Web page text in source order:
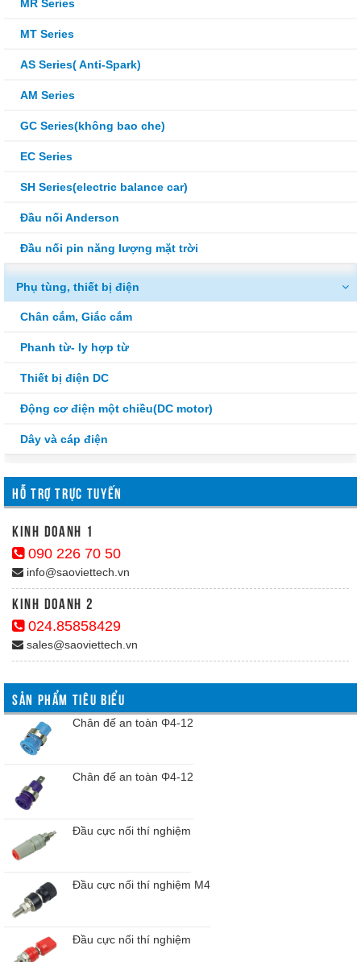
MR Series
MT Series
AS Series( Anti-Spark)
AM Series
GC Series(không bao che)
EC Series
SH Series(electric balance car)
Đầu nối Anderson
Đầu nối pin năng lượng mặt trời
Phụ tùng, thiết bị điện
Chân cắm, Giắc cắm
Phanh từ- ly hợp từ
Thiết bị điện DC
Động cơ điện một chiều(DC motor)
Dây và cáp điện
HỖ TRỢ TRỰC TUYẾN
kinh doanh 1
090 226 70 50
info@saoviettech.vn
Kinh doanh 2
024.85858429
sales@saoviettech.vn
SẢN PHẨM TIÊU BIỂU
Chân đế an toàn Φ4-12
Chân đế an toàn Φ4-12
Đầu cực nối thí nghiệm
Đầu cực nối thí nghiệm M4
Đầu cực nối thí nghiệm